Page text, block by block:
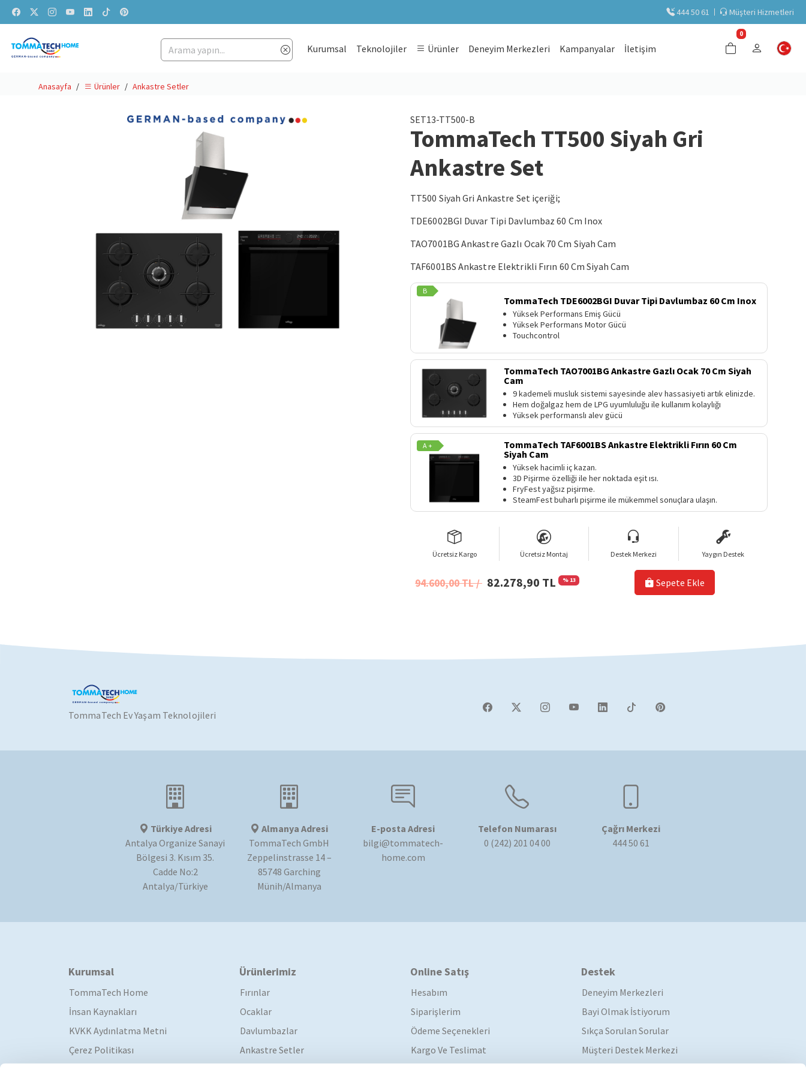
444 50 61 Müşteri Hizmetleri
Kurumsal Teknolojiler Ürünler Deneyim Merkezleri Kampanyalar İletişim
0
Anasayfa Ürünler Ankastre Setler
SET13-TT500-B
TommaTech TT500 Siyah Gri
Ankastre Set
TT500 Siyah Gri Ankastre Set içeriği;
TDE6002BGI Duvar Tipi Davlumbaz 60 Cm Inox
TAO7001BG Ankastre Gazlı Ocak 70 Cm Siyah Cam
TAF6001BS Ankastre Elektrikli Fırın 60 Cm Siyah Cam
B
TommaTech TDE6002BGI Duvar Tipi Davlumbaz 60 Cm Inox
Yüksek Performans Emiş Gücü
Yüksek Performans Motor Gücü
Touchcontrol
TommaTech TAO7001BG Ankastre Gazlı Ocak 70 Cm Siyah
Cam
9 kademeli musluk sistemi sayesinde alev hassasiyeti artık elinizde.
Hem doğalgaz hem de LPG uyumluluğu ile kullanım kolaylığı
Yüksek performanslı alev gücü
A +
TommaTech TAF6001BS Ankastre Elektrikli Fırın 60 Cm
Siyah Cam
Yüksek hacimli iç kazan.
3D Pişirme özelliği ile her noktada eşit ısı.
FryFest yağsız pişirme.
SteamFest buharlı pişirme ile mükemmel sonuçlara ulaşın.
Ücretsiz Kargo Ücretsiz Montaj Destek Merkezi Yaygın Destek
94.600,00 TL / 82.278,90 TL % 13 Sepete Ekle
TommaTech Ev Yaşam Teknolojileri
Türkiye Adresi
Antalya Organize Sanayi
Bölgesi 3. Kısım 35.
Cadde No:2
Antalya/Türkiye
Almanya Adresi
TommaTech GmbH
Zeppelinstrasse 14 –
85748 Garching
Münih/Almanya
E-posta Adresi
bilgi@tommatech-
home.com
Telefon Numarası
0 (242) 201 04 00
Çağrı Merkezi
444 50 61
Kurumsal
TommaTech Home
İnsan Kaynakları
KVKK Aydınlatma Metni
Çerez Politikası
Ürünlerimiz
Fırınlar
Ocaklar
Davlumbazlar
Ankastre Setler
Online Satış
Hesabım
Siparişlerim
Ödeme Seçenekleri
Kargo Ve Teslimat
Destek
Deneyim Merkezleri
Bayi Olmak İstiyorum
Sıkça Sorulan Sorular
Müşteri Destek Merkezi